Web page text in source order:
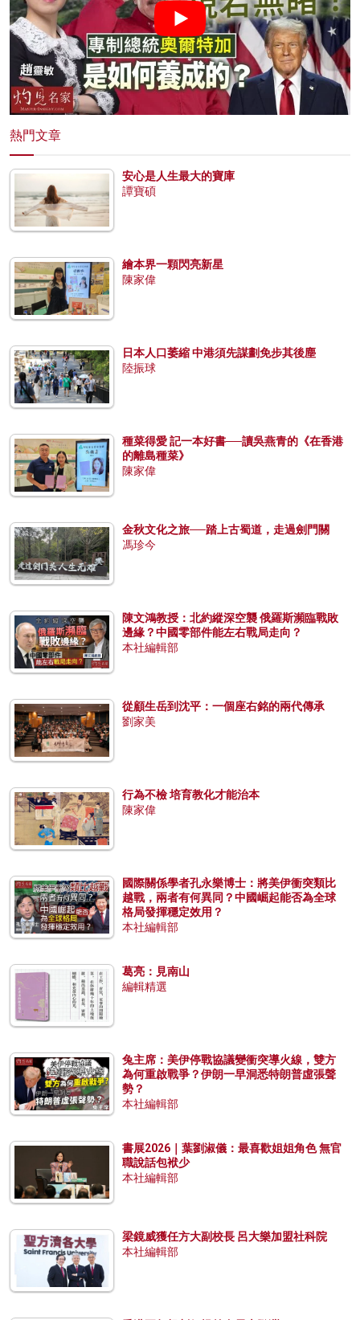
熱門文章
安心是人生最大的寶庫
譚寶碩
繪本界一顆閃亮新星
陳家偉
日本人口萎縮 中港須先謀劃免步其後塵
陸振球
種菜得愛 記一本好書──讀吳燕青的《在香港
的離島種菜》
陳家偉
金秋文化之旅──踏上古蜀道，走過劍門關
馮珍今
陳文鴻教授：北約縱深空襲 俄羅斯瀕臨戰敗
邊緣？中國零部件能左右戰局走向？
本社編輯部
從顧生岳到沈平：一個座右銘的兩代傳承
劉家美
行為不檢 培育教化才能治本
陳家偉
國際關係學者孔永樂博士：將美伊衝突類比
越戰，兩者有何異同？中國崛起能否為全球
格局發揮穩定效用？
本社編輯部
葛亮：見南山
編輯精選
兔主席：美伊停戰協議變衝突導火線，雙方
為何重啟戰爭？伊朗一早洞悉特朗普虛張聲
勢？
本社編輯部
書展2026｜葉劉淑儀：最喜歡姐姐角色 無官
職說話包袱少
本社編輯部
梁鏡威獲任方大副校長 呂大樂加盟社科院
本社編輯部